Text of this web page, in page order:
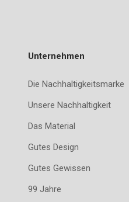
Unternehmen
Die Nachhaltigkeitsmarke
Unsere Nachhaltigkeit
Das Material
Gutes Design
Gutes Gewissen
99 Jahre